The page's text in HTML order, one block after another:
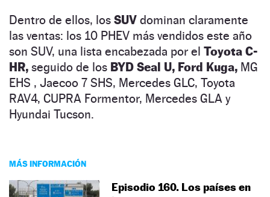
Dentro de ellos, los SUV dominan claramente
las ventas: los 10 PHEV más vendidos este año
son SUV, una lista encabezada por el Toyota C-
HR, seguido de los BYD Seal U, Ford Kuga, MG
EHS , Jaecoo 7 SHS, Mercedes GLC, Toyota
RAV4, CUPRA Formentor, Mercedes GLA y
Hyundai Tucson.
MÁS INFORMACIÓN
Episodio 160. Los países en